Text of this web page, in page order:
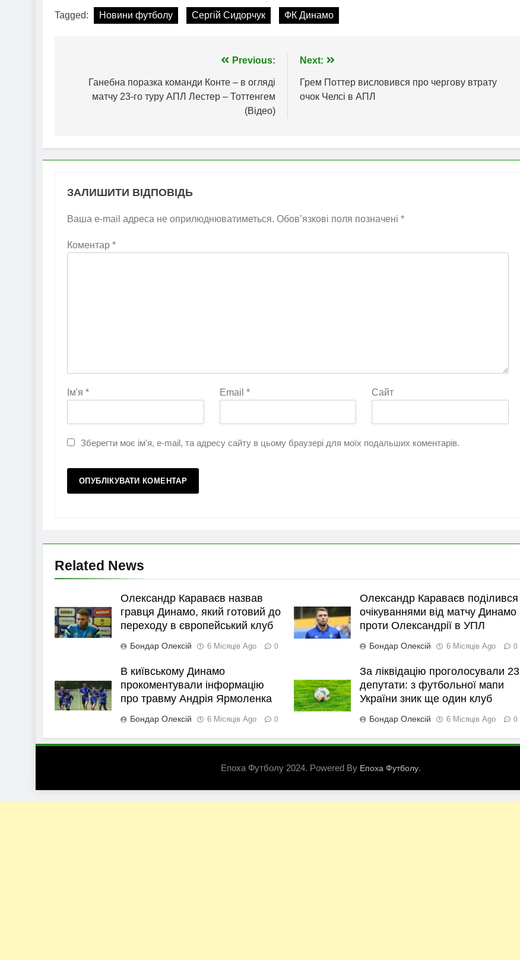
Tagged: Новини футболу Сергій Сидорчук ФК Динамо
записів
Previous:
Ганебна поразка команди Конте – в огляді
матчу 23-го туру АПЛ Лестер – Тоттенгем
(Відео)
Next:
Грем Поттер висловився про чергову втрату
очок Челсі в АПЛ
ЗАЛИШИТИ ВІДПОВІДЬ
Ваша e-mail адреса не оприлюднюватиметься. Обов’язкові поля позначені *
Коментар *
Ім'я * Email * Сайт
Зберегти моє ім'я, e-mail, та адресу сайту в цьому браузері для моїх подальших коментарів.
Related News
Олександр Караваєв назвав
гравця Динамо, який готовий до
переходу в європейський клуб
Бондар Олексій 6 Місяців Ago 0
Олександр Караваєв поділився
очікуваннями від матчу Динамо
проти Олександрії в УПЛ
Бондар Олексій 6 Місяців Ago 0
В київському Динамо
прокоментували інформацію
про травму Андрія Ярмоленка
Бондар Олексій 6 Місяців Ago 0
За ліквідацію проголосували 23
депутати: з футбольної мапи
України зник ще один клуб
Бондар Олексій 6 Місяців Ago 0
Епоха Футболу 2024. Powered By Епоха Футболу.